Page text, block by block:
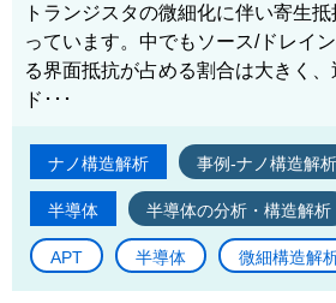
トランジスタの微細化に伴い寄生
っています。中でもソース/ドレイ
る界面抵抗が占める割合は大きく
ド･･･
ナノ構造解析 事例-ナノ構造解析
半導体 半導体の分析・構造解析
APT 半導体 微細構造解